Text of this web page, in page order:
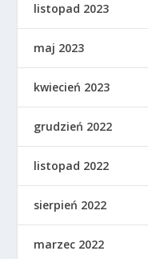
listopad 2023
maj 2023
kwiecień 2023
grudzień 2022
listopad 2022
sierpień 2022
marzec 2022